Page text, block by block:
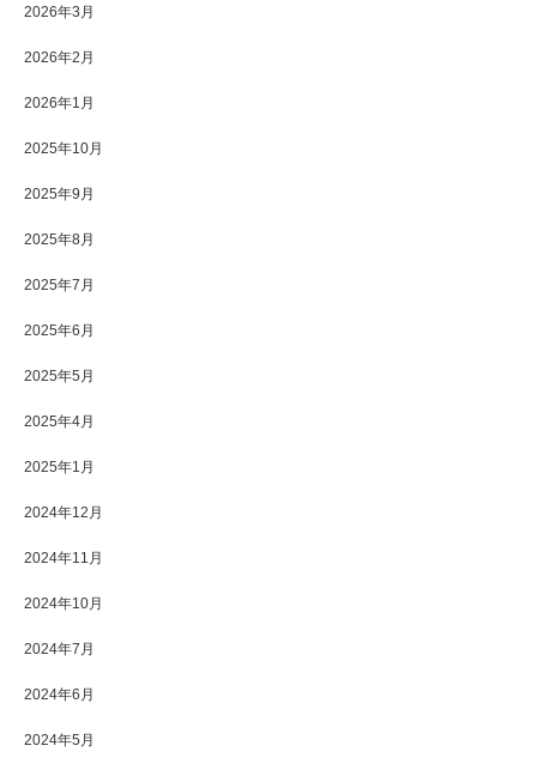
2026年3月
2026年2月
2026年1月
2025年10月
2025年9月
2025年8月
2025年7月
2025年6月
2025年5月
2025年4月
2025年1月
2024年12月
2024年11月
2024年10月
2024年7月
2024年6月
2024年5月